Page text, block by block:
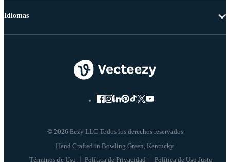
© 2026 Eezy LLC Todos los derechos reservados
Términos de Uso Política de Privacidad Política de Uso Justo
Idiomas